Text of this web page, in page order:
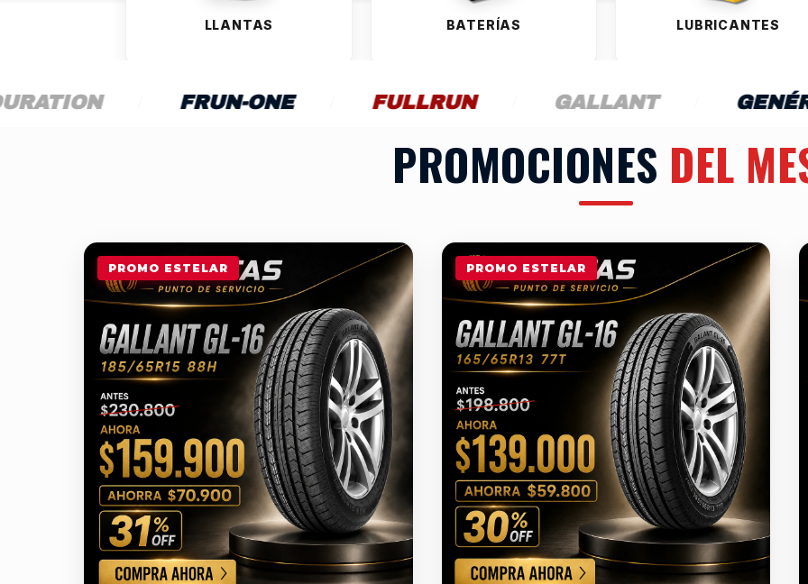
LLANTAS BATERÍAS LUBRICANTES
/ FRUN-ONE / FULLRUN / GALLANT / GENÉRICA /
PROMOCIONES DEL
PROMO ESTELAR PROMO ESTELAR